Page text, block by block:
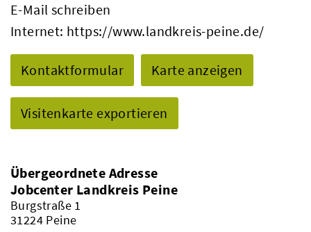
E-Mail schreiben
Internet: https://www.landkreis-peine.de/
Kontaktformular Karte anzeigen
Visitenkarte exportieren
Übergeordnete Adresse
Jobcenter Landkreis Peine
Burgstraße 1
31224 Peine